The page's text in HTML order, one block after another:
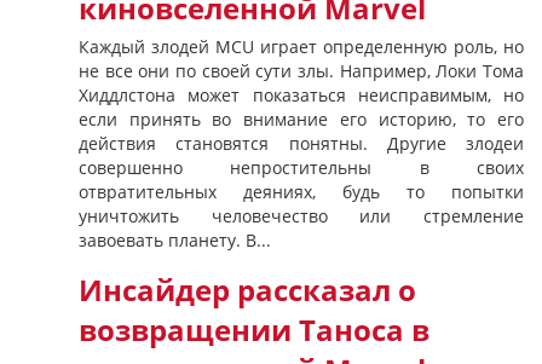
киновселенной Marvel
Каждый злодей MCU играет определенную роль, но
не все они по своей сути злы. Например, Локи Тома
Хиддлстона может показаться неисправимым, но
если принять во внимание его историю, то его
действия становятся понятны. Другие злодеи
совершенно непростительны в своих
отвратительных деяниях, будь то попытки
уничтожить человечество или стремление
завоевать планету. В...
Инсайдер рассказал о
возвращении Таноса в